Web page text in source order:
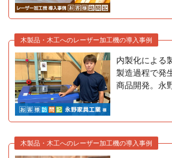
木製品・木工へのレーザー加工機の導入事例
内製化による
製造過程で発
商品開発。永
木製品・木工へのレーザー加工機の導入事例